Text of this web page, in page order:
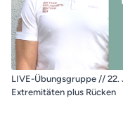
LIVE-Übungsgruppe // 22.
Extremitäten plus Rücken